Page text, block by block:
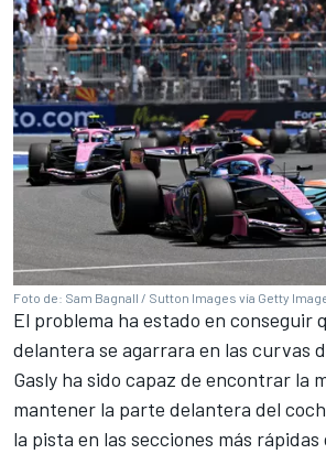
Foto de: Sam Bagnall / Sutton Images vía Getty
El problema ha estado en conseguir
delantera se agarrara en las curvas
Gasly ha sido capaz de encontrar la
mantener la parte delantera del
la pista en las secciones más